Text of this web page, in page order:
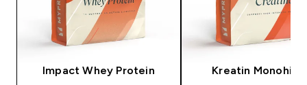
Impact Whey Protein Kreatin